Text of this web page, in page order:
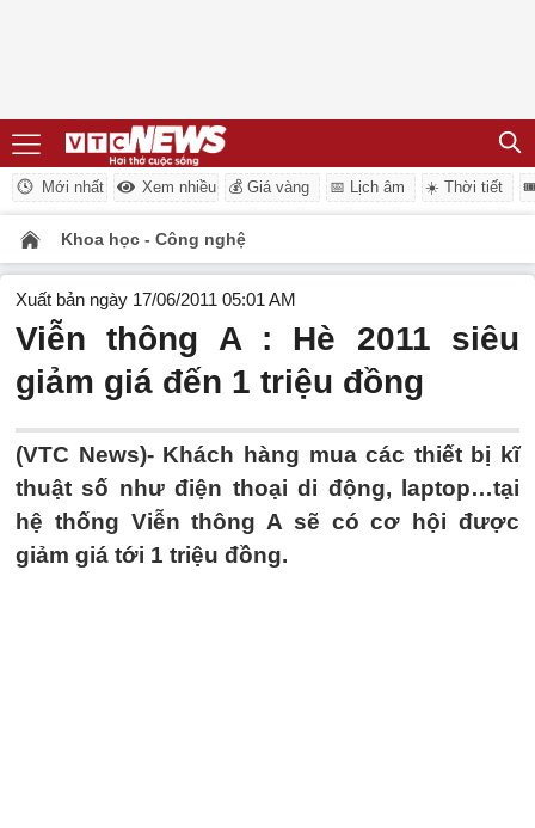
Mới nhất Xem nhiều 💰 Giá vàng 📅 Lịch âm ☀️ Thời tiết
Khoa học - Công nghệ
Xuất bản ngày 17/06/2011 05:01 AM
Viễn thông A : Hè 2011 siêu
giảm giá đến 1 triệu đồng
(VTC News)- Khách hàng mua các thiết bị kĩ
thuật số như điện thoại di động, laptop…tại
hệ thống Viễn thông A sẽ có cơ hội được
giảm giá tới 1 triệu đồng.